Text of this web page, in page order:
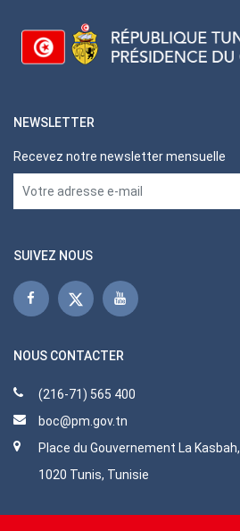
NEWSLETTER
Recevez notre newsletter mensuelle
SUIVEZ NOUS
NOUS CONTACTER
(216-71) 565 400
boc@pm.gov.tn
Place du Gouvernement La Kasbah,
1020 Tunis, Tunisie